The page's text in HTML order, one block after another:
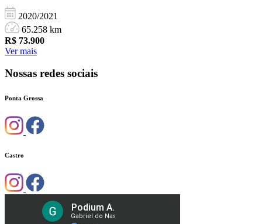
2020/2021
65.258 km
R$ 73.900
Ver mais
Nossas redes sociais
Ponta Grossa
Castro